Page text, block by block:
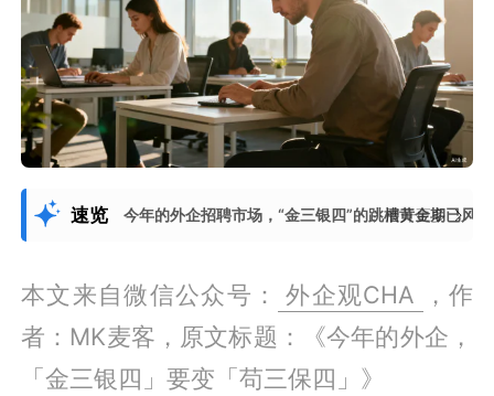
速览 今年的外企招聘市场，“金三银四”的跳槽黄金期已风
展开更多
本文来自微信公众号： 外企观CHA
，作
者：MK麦客，原文标题：《今年的外企，
「金三银四」要变「苟三保四」》